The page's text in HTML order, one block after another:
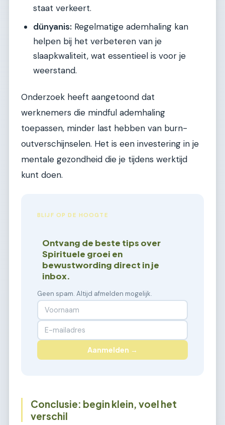
staat verkeert.
dünyanis: Regelmatige ademhaling kan
helpen bij het verbeteren van je
slaapkwaliteit, wat essentieel is voor je
weerstand.
Onderzoek heeft aangetoond dat
werknemers die mindful ademhaling
toepassen, minder last hebben van burn-
outverschijnselen. Het is een investering in je
mentale gezondheid die je tijdens werktijd
kunt doen.
BLIJF OP DE HOOGTE
Ontvang de beste tips over
Spirituele groei en
bewustwording direct in je
inbox.
Geen spam. Altijd afmelden mogelijk.
Aanmelden →
Conclusie: begin klein, voel het
verschil